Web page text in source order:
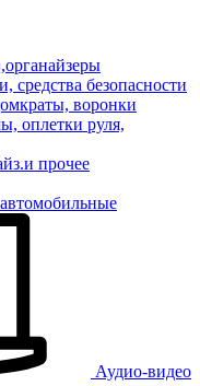
средства безопасности
воронки
оплетки руля,
прочее
Аудио-видео